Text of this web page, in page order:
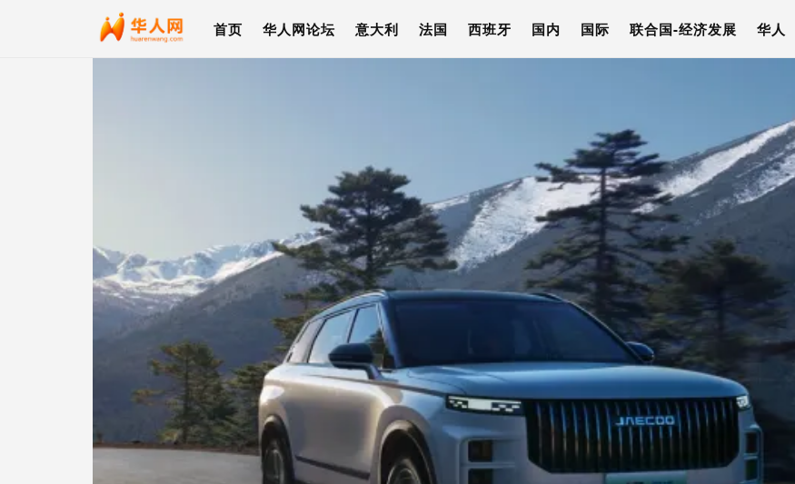
首页 华人网论坛 意大利 法国 西班牙 国内 国际 联合国-经济发展 华人